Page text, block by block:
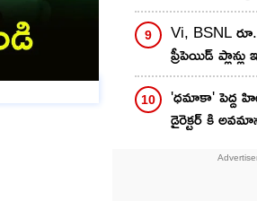
గొడవపడటం
Vi, BSNL
ప్రీపెయిడ్
వ్యాలిడిటీ, డేటా
'ధమాకా' పెద్ద
డైరెక్టర్ కి